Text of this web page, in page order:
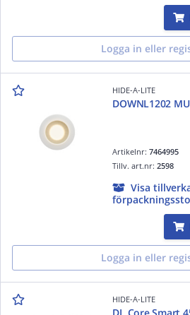
Logga in eller
HIDE-A-LITE
DOWNL1202
Artikelnr:7464995
Tillv. art.nr:2598
Visa
Logga in eller
HIDE-A-LITE